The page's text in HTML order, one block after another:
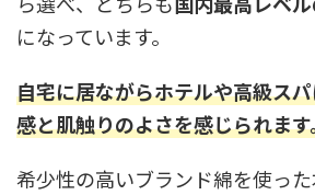
になっています。
自宅に居ながらホテルや高級ス
感と肌触りのよさを感じられます
希少性の高いブランド綿を使っ